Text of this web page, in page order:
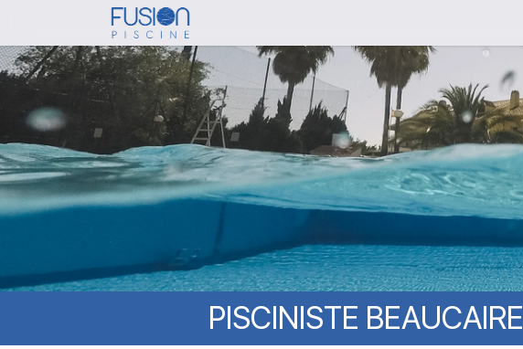
to
main
content
PISCINISTE BEAUCAIRE